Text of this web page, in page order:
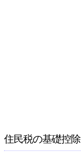
住民税の基礎控除